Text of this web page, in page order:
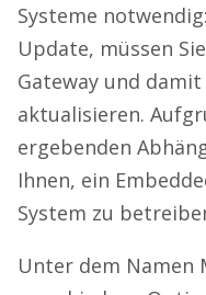
Systeme
Update, müssen
Gateway und
aktualisieren.
ergebenden
Ihnen, ein
System zu
Unter dem Namen